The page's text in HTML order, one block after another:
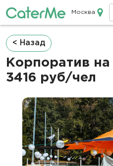
Москва
Строка
навигации
< Назад
Корпоратив
3416 руб/чел